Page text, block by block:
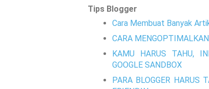
Tips Blogger
Cara Membuat Banyak
CARA
KAMU HARUS TAHU,
GOOGLE SANDBOX
PARA BLOGGER HARUS